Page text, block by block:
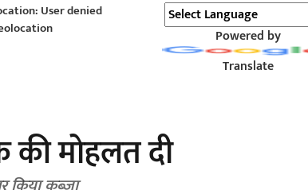
User denied
Powered by
Translate
की मोहलत दी